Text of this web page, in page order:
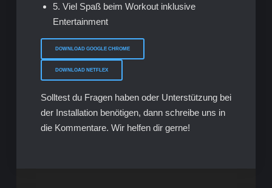
5. Viel Spaß beim Workout inklusive
Entertainment
DOWNLOAD GOOGLE CHROME
DOWNLOAD NETFLEX
Solltest du Fragen haben oder Unterstützung bei
der Installation benötigen, dann schreibe uns in
die Kommentare. Wir helfen dir gerne!